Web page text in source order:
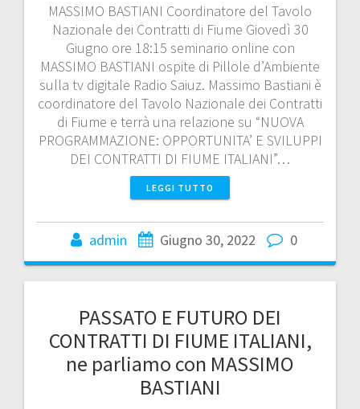
MASSIMO BASTIANI Coordinatore del Tavolo
Nazionale dei Contratti di Fiume Giovedì 30
Giugno ore 18:15 seminario online con
MASSIMO BASTIANI ospite di Pillole d’Ambiente
sulla tv digitale Radio Saiuz. Massimo Bastiani è
coordinatore del Tavolo Nazionale dei Contratti
di Fiume e terrà una relazione su “NUOVA
PROGRAMMAZIONE: OPPORTUNITA’ E SVILUPPI
DEI CONTRATTI DI FIUME ITALIANI”…
LEGGI TUTTO
admin Giugno 30, 2022 0
PASSATO E FUTURO DEI
CONTRATTI DI FIUME ITALIANI,
ne parliamo con MASSIMO
BASTIANI